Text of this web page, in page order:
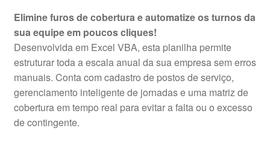
original
era:
R$69,99.
atual
é:
R$39,99.
Elimine furos de cobertura e automatize os turnos da
sua equipe em poucos cliques!
Desenvolvida em Excel VBA, esta planilha permite
estruturar toda a escala anual da sua empresa sem erros
manuais. Conta com cadastro de postos de serviço,
gerenciamento inteligente de jornadas e uma matriz de
cobertura em tempo real para evitar a falta ou o excesso
de contingente.